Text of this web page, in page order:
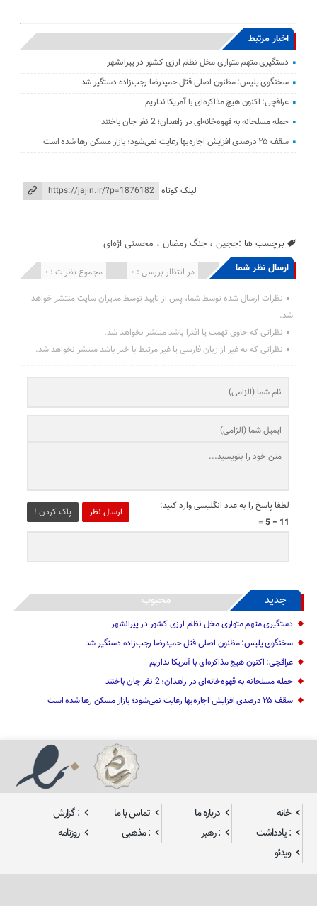
اخبار مرتبط
دستگیری متهم متواری مخل نظام ارزی کشور در پیرانشهر
سخنگوی پلیس: مظنون اصلی قتل حمیدرضا رجب‌زاده دستگیر شد
عراقچی: اکنون هیچ مذاکره‌ای با آمریکا نداریم
حمله مسلحانه به قهوه‌خانه‌ای در زاهدان؛ 2 نفر جان باختند
سقف ۲۵ درصدی افزایش اجاره‌بها رعایت نمی‌شود؛ بازار مسکن رها شده است
لینک کوتاه
برچسب ها :ججین ،جنگ رمضان ، محسنی اژه‌ای
ارسال نظر شما مجموع نظرات : 0 در انتظار بررسی : 0 انتشار یافته : 0
نظرات ارسال شده توسط شما، پس از تایید توسط مدیران سایت منتشر خواهد
شد.
نظراتی که حاوی تهمت یا افترا باشد منتشر نخواهد شد.
نظراتی که به غیر از زبان فارسی یا غیر مرتبط با خبر باشد منتشر نخواهد شد.
ارسال نظر پاک کردن !
لطفا پاسخ را به عدد انگلیسی وارد کنید:
11 − 5 =
جدید محبوب
دستگیری متهم متواری مخل نظام ارزی کشور در پیرانشهر
سخنگوی پلیس: مظنون اصلی قتل حمیدرضا رجب‌زاده دستگیر شد
عراقچی: اکنون هیچ مذاکره‌ای با آمریکا نداریم
حمله مسلحانه به قهوه‌خانه‌ای در زاهدان؛ 2 نفر جان باختند
سقف ۲۵ درصدی افزایش اجاره‌بها رعایت نمی‌شود؛ بازار مسکن رها شده است
خانه درباره ما تماس با ما
: گزارش
: یادداشت
: رهبر : مذهبی
روزنامه
ویدئو